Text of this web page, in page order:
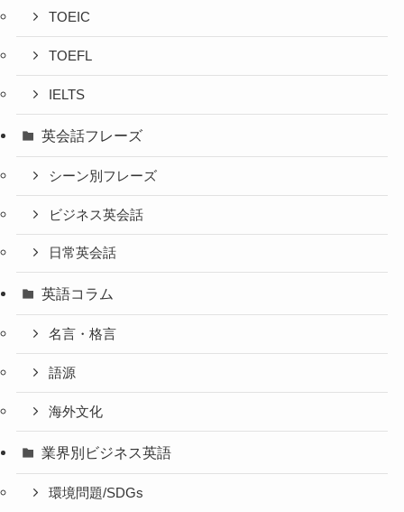
TOEIC
TOEFL
IELTS
英会話フレーズ
シーン別フレーズ
ビジネス英会話
日常英会話
英語コラム
名言・格言
語源
海外文化
業界別ビジネス英語
環境問題/SDGs